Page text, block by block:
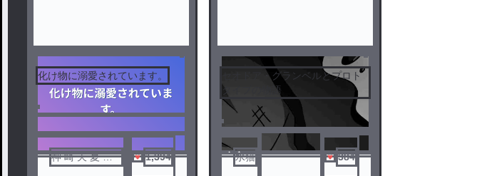
化け物に溺愛されています。
神 崎 天 夏 ＿ ‪‪
1,394
ノベ
セオドア・グランベルとプロト
タイプの物語
水猫 384